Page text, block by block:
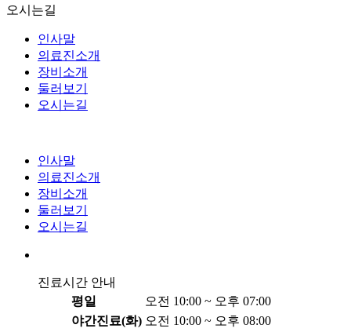
오시는길
인사말
의료진소개
장비소개
둘러보기
오시는길
인사말
의료진소개
장비소개
둘러보기
오시는길
진료시간 안내
평일
오전 10:00 ~ 오후 07:00
야간진료(화) 오전 10:00 ~ 오후 08:00